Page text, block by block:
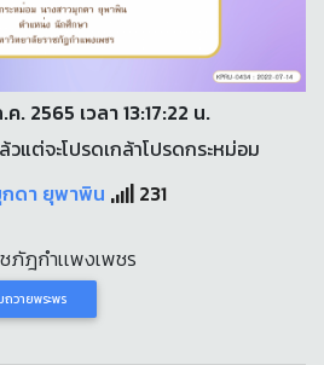
. 2565 เวลา 13:17:22 น.
แต่จะโปรดเกล้าโปรดกระหม่อม
กดา ยุพาพิน
231
ภัฎกำเเพงเพชร
วายพระพร